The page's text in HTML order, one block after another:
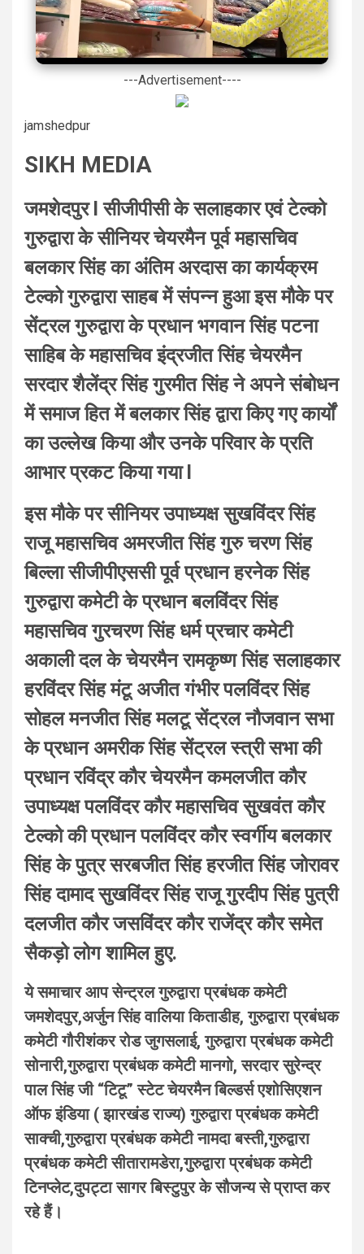
---Advertisement----
jamshedpur
SIKH MEDIA
जमशेदपुर l सीजीपीसी के सलाहकार एवं टेल्को
गुरुद्वारा के सीनियर चेयरमैन पूर्व महासचिव
बलकार सिंह का अंतिम अरदास का कार्यक्रम
टेल्को गुरुद्वारा साहब में संपन्न हुआ इस मौके पर
सेंट्रल गुरुद्वारा के प्रधान भगवान सिंह पटना
साहिब के महासचिव इंद्रजीत सिंह चेयरमैन
सरदार शैलेंद्र सिंह गुरमीत सिंह ने अपने संबोधन
में समाज हित में बलकार सिंह द्वारा किए गए कार्यों
का उल्लेख किया और उनके परिवार के प्रति
आभार प्रकट किया गया l
इस मौके पर सीनियर उपाध्यक्ष सुखविंदर सिंह
राजू महासचिव अमरजीत सिंह गुरु चरण सिंह
बिल्ला सीजीपीएससी पूर्व प्रधान हरनेक सिंह
गुरुद्वारा कमेटी के प्रधान बलविंदर सिंह
महासचिव गुरचरण सिंह धर्म प्रचार कमेटी
अकाली दल के चेयरमैन रामकृष्ण सिंह सलाहकार
हरविंदर सिंह मंटू अजीत गंभीर पलविंदर सिंह
सोहल मनजीत सिंह मलटू सेंट्रल नौजवान सभा
के प्रधान अमरीक सिंह सेंट्रल स्त्री सभा की
प्रधान रविंद्र कौर चेयरमैन कमलजीत कौर
उपाध्यक्ष पलविंदर कौर महासचिव सुखवंत कौर
टेल्को की प्रधान पलविंदर कौर स्वर्गीय बलकार
सिंह के पुत्र सरबजीत सिंह हरजीत सिंह जोरावर
सिंह दामाद सुखविंदर सिंह राजू गुरदीप सिंह पुत्री
दलजीत कौर जसविंदर कौर राजेंद्र कौर समेत
सैकड़ो लोग शामिल हुए.
ये समाचार आप सेन्ट्रल गुरुद्वारा प्रबंधक कमेटी
जमशेदपुर,अर्जुन सिंह वालिया किताडीह, गुरुद्वारा प्रबंधक
कमेटी गौरीशंकर रोड जुगसलाई, गुरुद्वारा प्रबंधक कमेटी
सोनारी,गुरुद्वारा प्रबंधक कमेटी मानगो, सरदार सुरेन्द्र
पाल सिंह जी “टिटू” स्टेट चेयरमैन बिल्डर्स एशोसिएशन
ऑफ इंडिया ( झारखंड राज्य) गुरुद्वारा प्रबंधक कमेटी
साक्ची,गुरुद्वारा प्रबंधक कमेटी नामदा बस्ती,गुरुद्वारा
प्रबंधक कमेटी सीतारामडेरा,गुरुद्वारा प्रबंधक कमेटी
टिनप्लेट,दुपट्टा सागर बिस्टुपुर के सौजन्य से प्राप्त कर
रहे हैं।